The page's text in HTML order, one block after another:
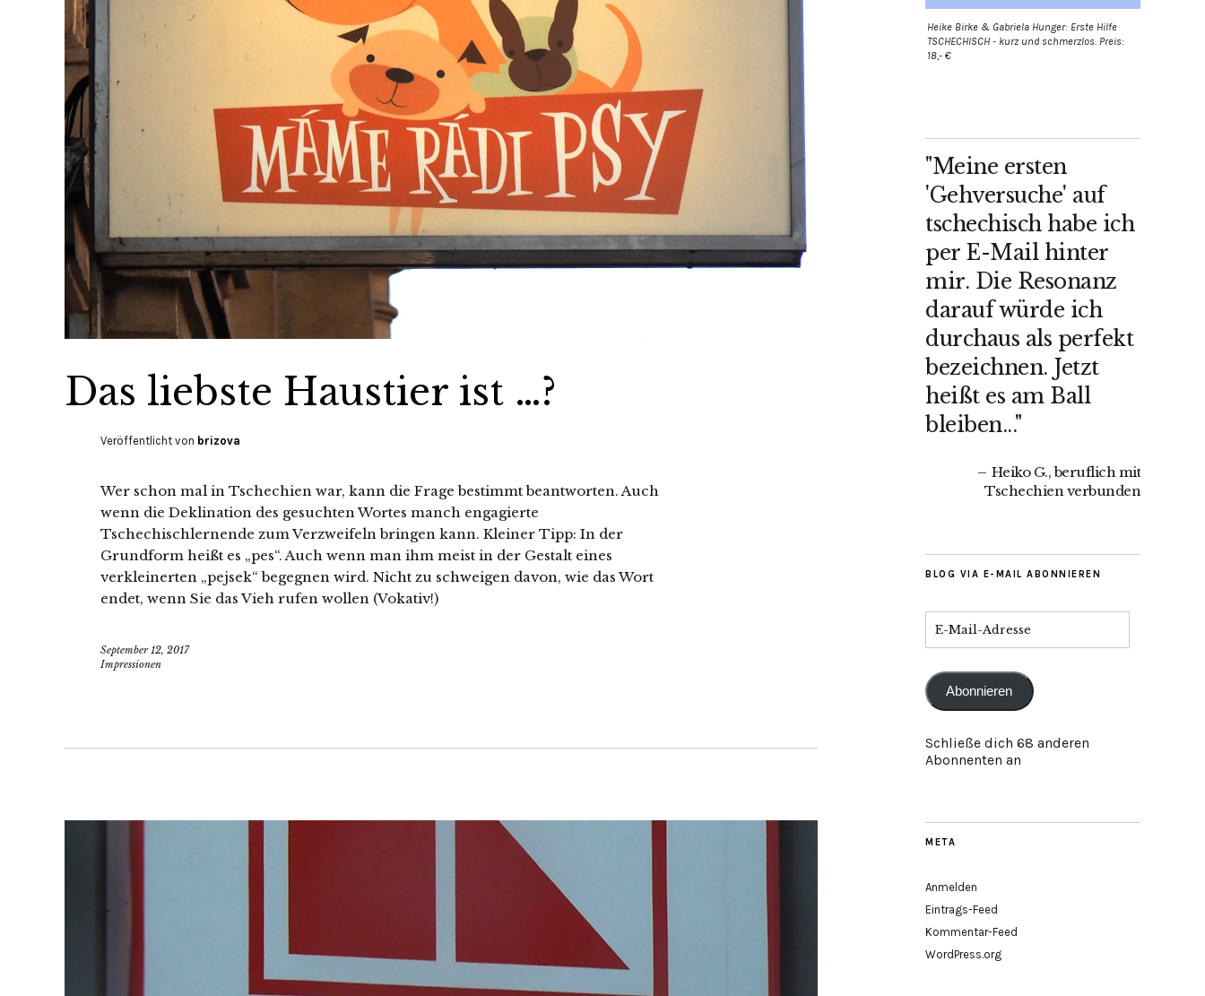
Das liebste Haustier ist …?
Veröffentlicht von brizova
Wer schon mal in Tschechien war, kann die Frage bestimmt beantworten. Auch
wenn die Deklination des gesuchten Wortes manch engagierte
Tschechischlernende zum Verzweifeln bringen kann. Kleiner Tipp: In der
Grundform heißt es „pes“. Auch wenn man ihm meist in der Gestalt eines
verkleinerten „pejsek“ begegnen wird. Nicht zu schweigen davon, wie das Wort
endet, wenn Sie das Vieh rufen wollen (Vokativ!)
September 12, 2017
Impressionen
Heike Birke & Gabriela Hunger: Erste Hilfe
TSCHECHISCH - kurz und schmerzlos. Preis:
18,- €
"Meine ersten
'Gehversuche' auf
tschechisch habe ich
per E-Mail hinter
mir. Die Resonanz
darauf würde ich
durchaus als perfekt
bezeichnen. Jetzt
heißt es am Ball
bleiben..."
Heiko G., beruflich mit
Tschechien verbunden
BLOG VIA E-MAIL ABONNIEREN
Abonnieren
Schließe dich 68 anderen
Abonnenten an
META
Anmelden
Eintrags-Feed
Kommentar-Feed
WordPress.org